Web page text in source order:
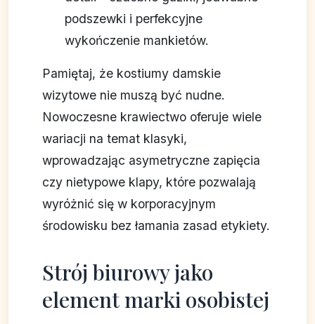
podszewki i perfekcyjne
wykończenie mankietów.
Pamiętaj, że kostiumy damskie
wizytowe nie muszą być nudne.
Nowoczesne krawiectwo oferuje wiele
wariacji na temat klasyki,
wprowadzając asymetryczne zapięcia
czy nietypowe klapy, które pozwalają
wyróżnić się w korporacyjnym
środowisku bez łamania zasad etykiety.
Strój biurowy jako
element marki osobistej